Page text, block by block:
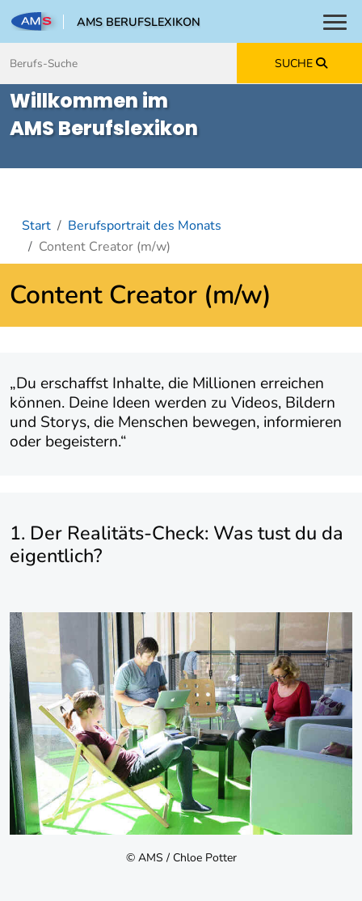
AMS BERUFSLEXIKON
SUCHE
Willkommen im
AMS Berufslexikon
Start
Berufsportrait des Monats
Content Creator (m/w)
Content Creator (m/w)
„Du erschaffst Inhalte, die Millionen erreichen
können. Deine Ideen werden zu Videos, Bildern
und Storys, die Menschen bewegen, informieren
oder begeistern.“
1. Der Realitäts-Check: Was tust du da
eigentlich?
© AMS / Chloe Potter